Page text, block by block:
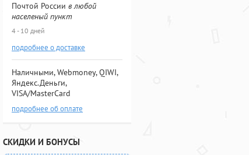
Почтой России в любой
населеный пункт
4 - 10 дней
подробнее о доставке
Наличными, Webmoney, QIWI,
Яндекс.Деньги,
VISA/MasterCard
подробнее об оплате
СКИДКИ И БОНУСЫ